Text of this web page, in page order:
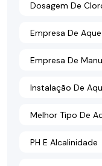
Dosagem De
Empresa De
Empresa De
Instalação De
Melhor Tipo De
PH E Alcalinidade